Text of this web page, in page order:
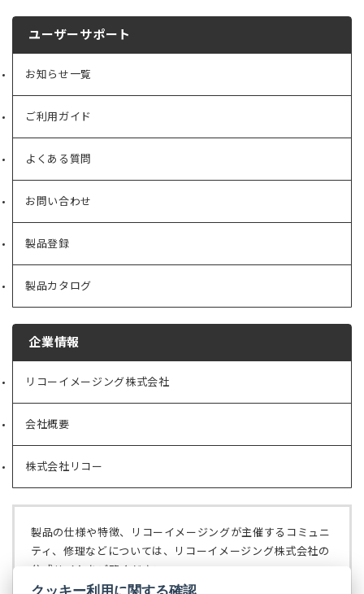
ユーザーサポート
お知らせ一覧
ご利用ガイド
よくある質問
お問い合わせ
製品登録
製品カタログ
企業情報
リコーイメージング株式会社
（新
タ
ブ
で
開
く）
会社概要
（新
タ
ブ
で
く）
株式会社リコー
（新
ブ
で
開
製品の仕様や特徴、リコーイメージングが主催するコミュニ
ティ、修理などについては、リコーイメージング株式会社の
公式サイトをご覧ください。
クッキー利用に関する確認